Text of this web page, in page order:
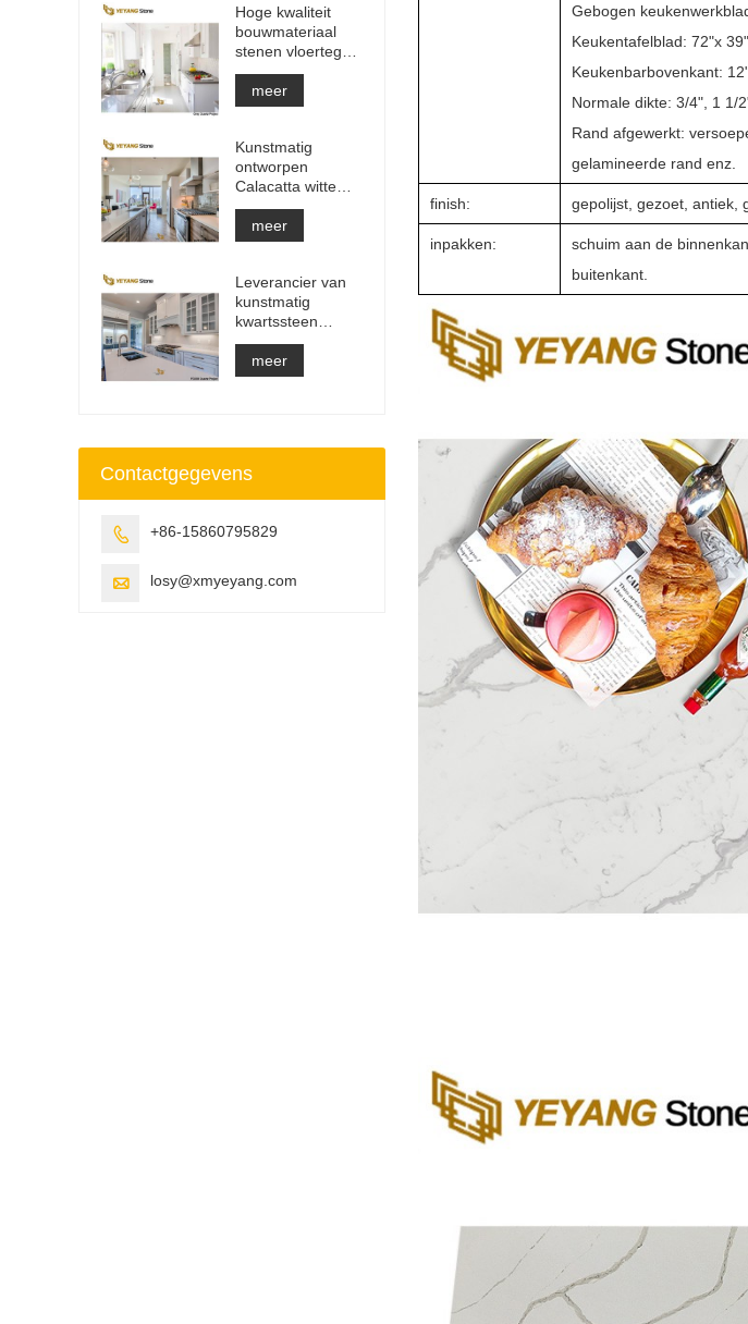
Gebogen
Keukentafelblad: 72"x
Keukenbarbovenkant:
Normale dikte: 3/4", 1 1/
Rand afgewerkt:
gelamineerde rand enz.
finish: gepolijst, gezoet, antiek,
inpakken:
schuim aan de
buitenkant.
Hoge kwaliteit
bouwmateriaal
stenen vloertegel
lichtgrijze
projecten
meer
Kunstmatig
ontworpen
Calacatta witte
kwartsstenen
aanrecht en
ijdelheidsblad en
meer
Leverancier van
kunstmatig
kwartssteen
massief oppervlak
bouwmateriaal
meer
Contactgegevens
 +86-15860795829
 losy@xmyeyang.com